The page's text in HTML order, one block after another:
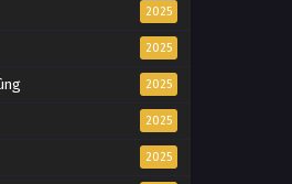
2025
2025
2025
2025
2025